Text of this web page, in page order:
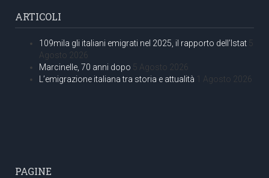
ARTICOLI
109mila gli italiani emigrati nel 2025, il rapporto dell’Istat 5
Agosto 2026
Marcinelle, 70 anni dopo 5 Agosto 2026
L’emigrazione italiana tra storia e attualità 1 Agosto 2026
PAGINE